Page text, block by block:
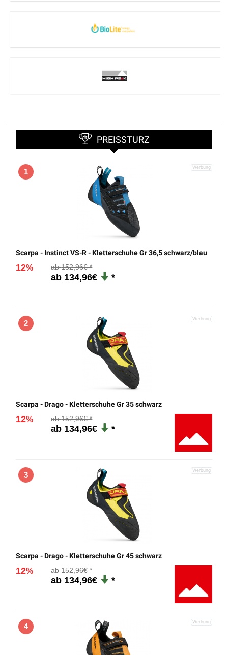
PREISSTURZ
1
Scarpa - Instinct VS-R - Kletterschuhe Gr 36,5 schwarz/blau
12% 152,96€
134,96€
2
Scarpa - Drago - Kletterschuhe Gr 35 schwarz
12% 152,96€
134,96€
3
Scarpa - Drago - Kletterschuhe Gr 45 schwarz
12% 152,96€
134,96€
4